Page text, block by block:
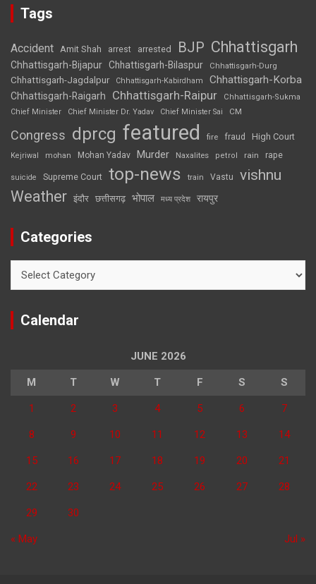
Tags
Accident Amit Shah arrest arrested BJP Chhattisgarh
Chhattisgarh-Bijapur Chhattisgarh-Bilaspur Chhattisgarh-Durg
Chhattisgarh-Jagdalpur Chhattisgarh-Kabirdham Chhattisgarh-Korba
Chhattisgarh-Raigarh Chhattisgarh-Raipur
Chhattisgarh-Sukma
Chief Minister
Chief Minister Dr. Yadav Chief Minister Sai CM
Congress dprcg featured fire fraud High Court
Kejriwal mohan Mohan Yadav Murder Naxalites petrol rain rape
suicide Supreme Court top-news train Vastu vishnu
Weather इंदौर छत्तीसगढ़ भोपाल मध्य प्रदेश रायपुर
Categories
Calendar
JUNE 2026
M T W T F S S
1 2 3 4 5 6 7
8 9 10 11 12 13 14
15 16 17 18 19 20 21
22 23 24 25 26 27 28
29 30
« May Jul »